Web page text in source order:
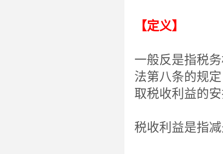
【定义】
一般反是指税
法第八条的规
取税收利益的
税收利益是指